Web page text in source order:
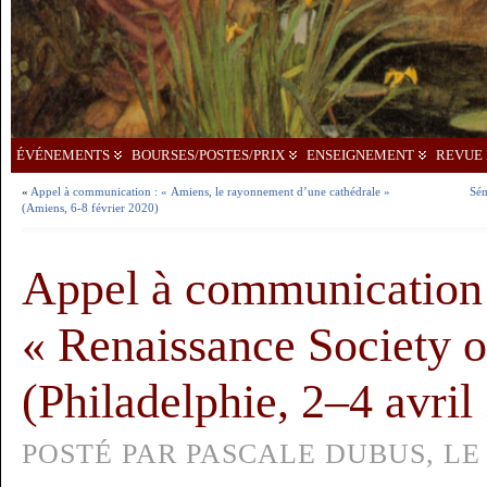
ÉVÉNEMENTS BOURSES/POSTES/PRIX ENSEIGNEMENT REVUE
« Appel à communication : « Amiens, le rayonnement d’une cathédrale »
(Amiens, 6-8 février 2020)
Appel à
« Renaissance Society
(Philadelphie, 2–4 avril
POSTÉ PAR PASCALE DUBUS,